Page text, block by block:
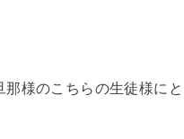
様のこちらの生徒様にと